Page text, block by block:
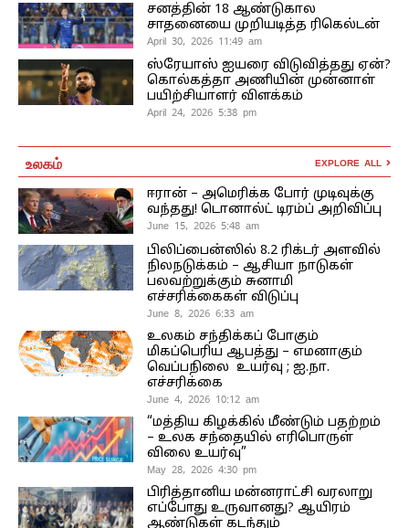
சனத்தின் 18 ஆண்டுகால
சாதனையை முறியடித்த ரிகெல்டன்
April 30, 2026 11:49 am
ஸ்ரேயாஸ் ஐயரை விடுவித்தது ஏன்?
கொல்கத்தா அணியின் முன்னாள்
பயிற்சியாளர் விளக்கம்
April 24, 2026 5:38 pm
உலகம் EXPLORE ALL
ஈரான் – அமெரிக்க போர் முடிவுக்கு
வந்தது! டொனால்ட் டிரம்ப் அறிவிப்பு
June 15, 2026 5:48 am
பிலிப்பைன்ஸில் 8.2 ரிக்டர் அளவில்
நிலநடுக்கம் – ஆசியா நாடுகள்
பலவற்றுக்கும் சுனாமி
எச்சரிக்கைகள் விடுப்பு
June 8, 2026 6:33 am
உலகம் சந்திக்கப் போகும்
மிகப்பெரிய ஆபத்து – எமனாகும்
வெப்பநிலை உயர்வு ; ஐ.நா.
எச்சரிக்கை
June 4, 2026 10:12 am
“மத்திய கிழக்கில் மீண்டும் பதற்றம்
– உலக சந்தையில் எரிபொருள்
விலை உயர்வு”
May 28, 2026 4:30 pm
பிரித்தானிய மன்னராட்சி வரலாறு
எப்போது உருவானது? ஆயிரம்
ஆண்டுகள் கடந்தும்